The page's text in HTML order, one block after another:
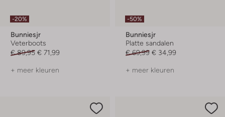
-20%
Bunniesjr
Veterboots
€ 89,95 € 71,99
+ meer kleuren
-50%
Bunniesjr
Platte sandalen
€ 69,99 € 34,99
+ meer kleuren